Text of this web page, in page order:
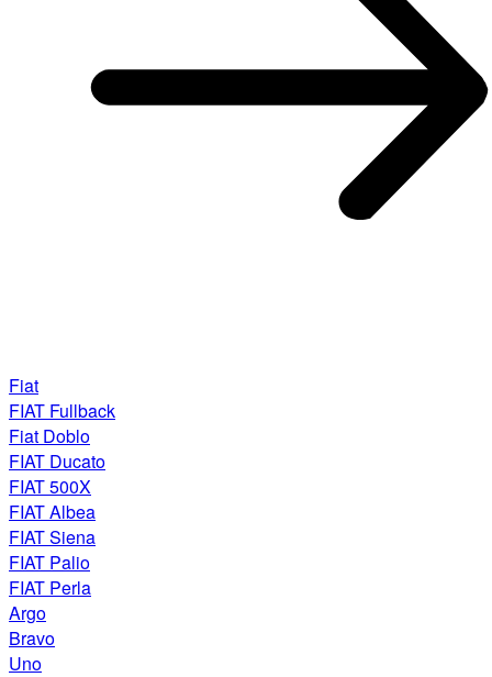
Fiat
FIAT Fullback
Fiat Doblo
FIAT Ducato
FIAT 500X
FIAT Albea
FIAT Siena
FIAT Palio
FIAT Perla
Argo
Bravo
Uno